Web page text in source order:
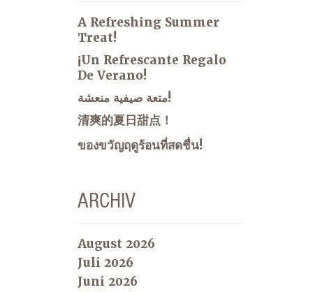
A Refreshing Summer
Treat!
¡Un Refrescante Regalo
De Verano!
متعة صيفية منعشة!
清爽的夏日甜点！
ของขวัญฤดูร้อนที่สดชื่น!
ARCHIV
August 2026
Juli 2026
Juni 2026